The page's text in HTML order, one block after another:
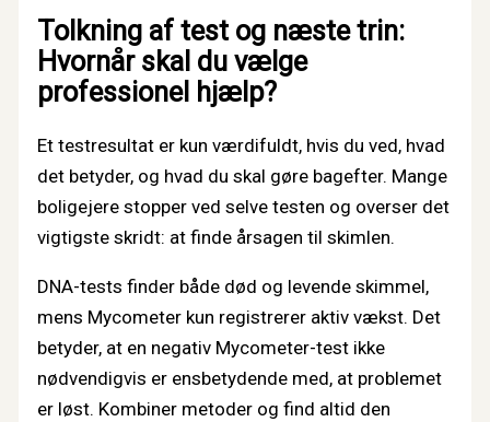
Tolkning af test og næste trin:
Hvornår skal du vælge
professionel hjælp?
Et testresultat er kun værdifuldt, hvis du ved, hvad
det betyder, og hvad du skal gøre bagefter. Mange
boligejere stopper ved selve testen og overser det
vigtigste skridt: at finde årsagen til skimlen.
DNA-tests finder både død og levende skimmel,
mens Mycometer kun registrerer aktiv vækst. Det
betyder, at en negativ Mycometer-test ikke
nødvendigvis er ensbetydende med, at problemet
er løst. Kombiner metoder og find altid den